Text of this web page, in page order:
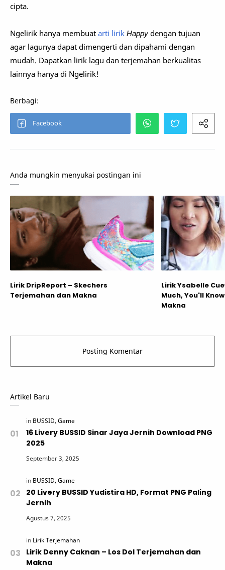
cipta.
Ngelirik hanya membuat arti lirik Happy dengan tujuan
agar lagunya dapat dimengerti dan dipahami dengan
mudah. Dapatkan lirik lagu dan terjemahan berkualitas
lainnya hanya di Ngelirik!
Anda mungkin menyukai postingan ini
Lirik DripReport – Skechers
Terjemahan dan Makna
Lirik Ysabelle
Much, You'll
Makna
Artikel Baru
16 Livery BUSSID Sinar Jaya Jernih Download PNG
2025
20 Livery BUSSID Yudistira HD, Format PNG Paling
Jernih
Lirik Denny Caknan – Los Dol Terjemahan dan
Makna